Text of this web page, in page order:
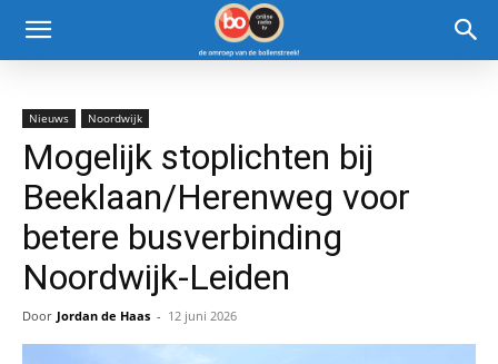
Nieuws Noordwijk
Mogelijk stoplichten bij
Beeklaan/Herenweg voor
betere busverbinding
Noordwijk-Leiden
Door Jordan de Haas - 12 juni 2026